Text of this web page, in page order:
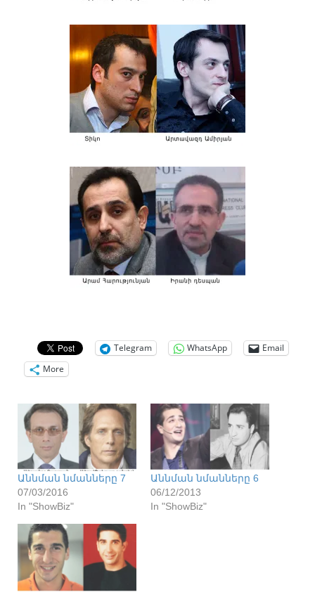
Telegram WhatsApp
Email
More
Աննման նմանները 7
07/03/2016
In "ShowBiz"
Աննման նմանները 6
06/12/2013
In "ShowBiz"